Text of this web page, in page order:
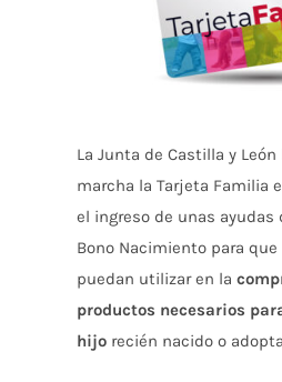
La Junta de Castilla y
marcha la Tarjeta Familia
el ingreso de unas ayudas
Bono Nacimiento para
puedan utilizar en la
productos necesarios
hijorecién nacido o